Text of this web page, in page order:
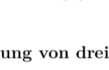
von